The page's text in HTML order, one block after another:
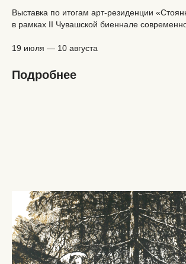
Выставка по итогам арт-резиденции
в рамках II Чувашской биеннале
19 июля — 10 августа
Подробнее